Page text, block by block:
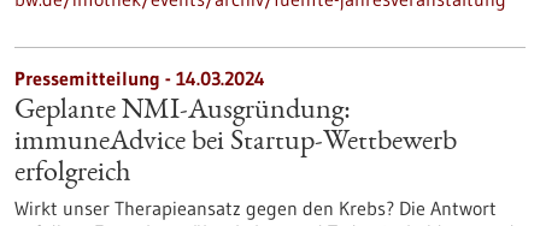
Pressemitteilung - 14.03.2024
Geplante NMI-Ausgründung:
immuneAdvice bei Startup-Wettbewerb
erfolgreich
Wirkt unser Therapieansatz gegen den Krebs? Die Antwort